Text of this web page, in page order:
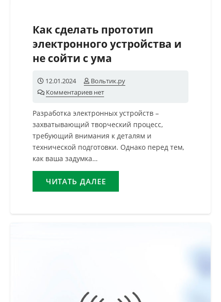
Как сделать прототип
электронного устройства и
не сойти с ума
12.01.2024
Вольтик.ру
Комментариев нет
Разработка электронных устройств –
захватывающий творческий процесс,
требующий внимания к деталям и
технической подготовки. Однако перед тем,
как ваша задумка…
ЧИТАТЬ ДАЛЕЕ